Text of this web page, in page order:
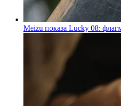
Meizu показа Lucky 08: